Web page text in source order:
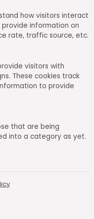
how visitors interact
information on
rate, traffic source, etc.
visitors with
These cookies track
to provide
that are being
into a category as yet.